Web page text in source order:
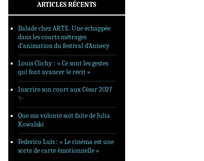
ARTICLES RÉCENTS
Balade chez ARTE. Une échappée
dans les courts métrages
d’animation du festival d’Annecy
Louis Clichy : « Ce sont les gestes
qui font avancer le récit »
Inscrire son court aux César 2027
✨
Que ma volonté soit faite de Julia
Kowalski
Federico Luis : « Le cinéma est une
sorte de carte émotionnelle »